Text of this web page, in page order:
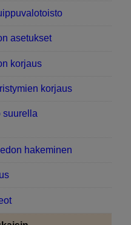
asetukset
korjaus
korjaus
suurella
hakeminen